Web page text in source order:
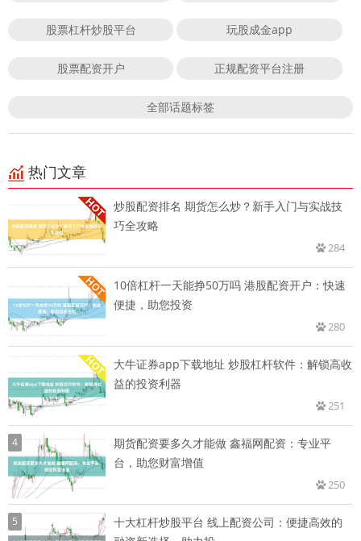
股票杠杆炒股平台 玩股成金app
股票配资开户 正规配资平台注册
全部话题标签
热门文章
炒股配资排名 期货怎么炒？新手入门与实战技
巧全攻略
284
10倍杠杆一天能挣50万吗 港股配资开户：快速
便捷，助您投资
280
大牛证券app下载地址 炒股杠杆软件：解锁高收
益的投资利器
251
4
期货配资要多久才能做 鑫福网配资：专业平
台，助您财富增值
250
5
十大杠杆炒股平台 线上配资公司：便捷高效的